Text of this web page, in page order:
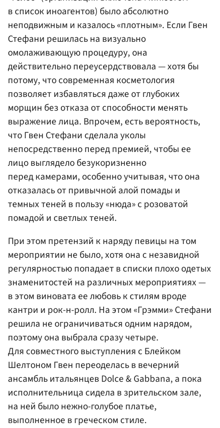
в список иноагентов) было абсолютно
неподвижным и казалось «плотным». Если Гвен
Стефани решилась на визуально
омолаживающую процедуру, она
действительно переусердствовала — хотя бы
потому, что современная косметология
позволяет избавляться даже от глубоких
морщин без отказа от способности менять
выражение лица. Впрочем, есть вероятность,
что Гвен Стефани сделала уколы
непосредственно перед премией, чтобы ее
лицо выглядело безукоризненно
перед камерами, особенно учитывая, что она
отказалась от привычной алой помады и
темных теней в пользу «нюда» с розоватой
помадой и светлых теней.
При этом претензий к наряду певицы на том
мероприятии не было, хотя она с незавидной
регулярностью попадает в списки плохо одетых
знаменитостей на различных мероприятиях —
в этом виновата ее любовь к стилям вроде
кантри и рок-н-ролл. На этом «Грэмми» Стефани
решила не ограничиваться одним нарядом,
поэтому она выбрала сразу четыре.
Для совместного выступления с Блейком
Шелтоном Гвен переоделась в вечерний
ансамбль итальянцев Dolce & Gabbana, а пока
исполнительница сидела в зрительском зале,
на ней было нежно-голубое платье,
выполненное в греческом стиле.